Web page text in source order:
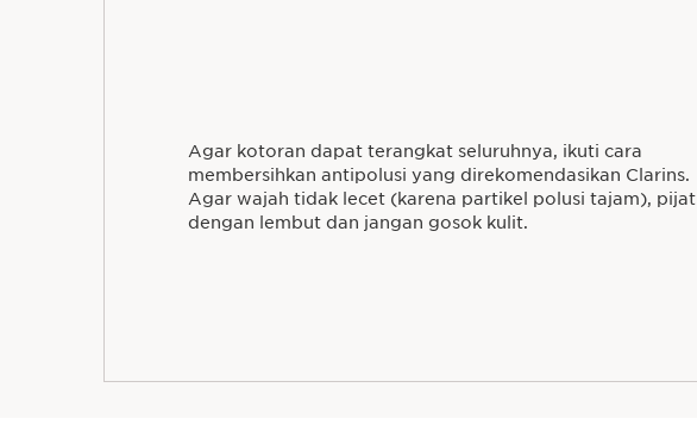
Agar kotoran dapat terangkat seluruhnya, ikuti cara
membersihkan antipolusi yang direkomendasikan Clarins.
Agar wajah tidak lecet (karena partikel polusi tajam), pijat
dengan lembut dan jangan gosok kulit.